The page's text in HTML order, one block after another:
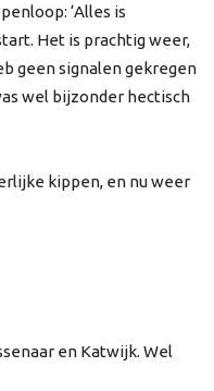
‘Alles is
Het is prachtig weer,
geen signalen gekregen
wel bijzonder hectisch
kippen, en nu weer
en Katwijk. Wel